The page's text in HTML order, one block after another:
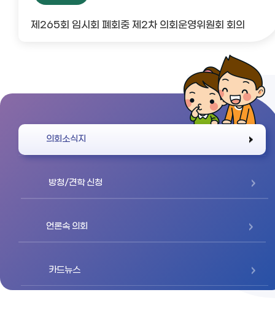
제265회 임시회 폐회중 제2차 의회운영위원회 회의
의회소식지
방청/견학 신청
언론속 의회
카드뉴스